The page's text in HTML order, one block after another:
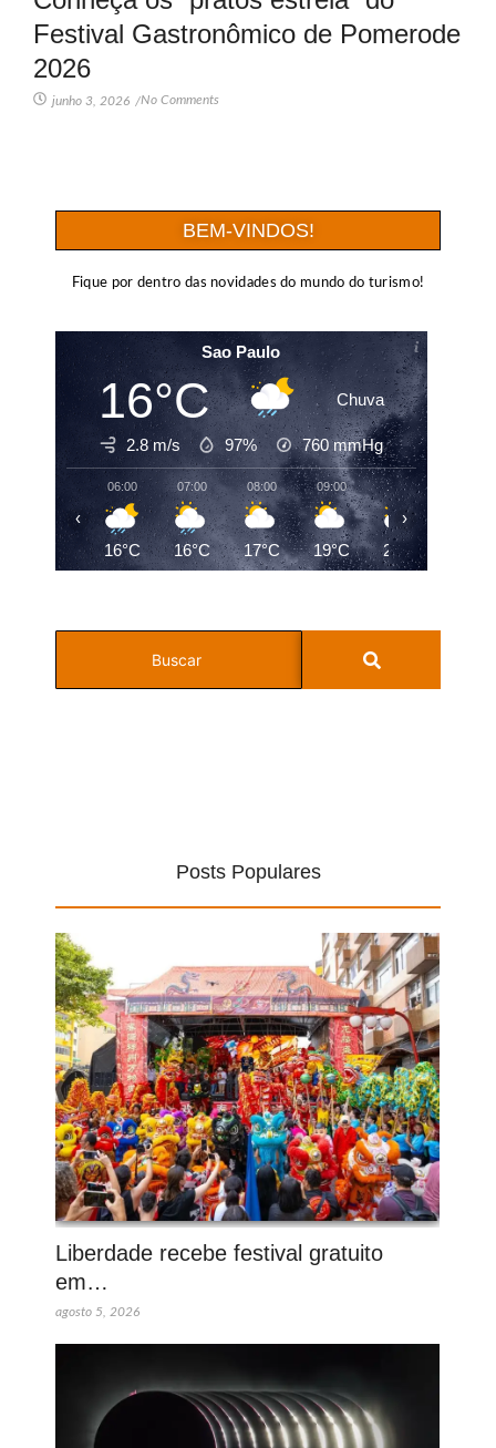
Festival Gastronômico de Pomerode
2026
junho 3, 2026 /No Comments
BEM-VINDOS!
Fique por dentro das novidades do mundo do turismo!
Sao Paulo
16°C Chuva
2.8 m/s 97% 760mmHg
06:00
16°C
07:00
16°C
08:00
17°C
09:00
19°C
10:00
22°C
‹ ›
Posts Populares
Liberdade recebe festival gratuito
em…
agosto 5, 2026